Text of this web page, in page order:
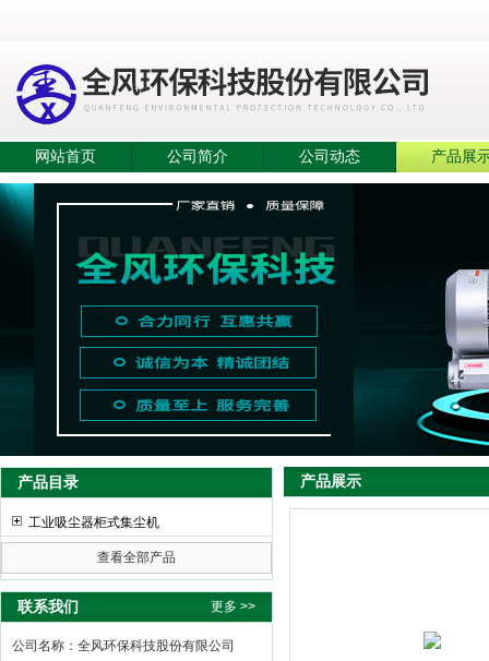
网站首页 公司简介 公司动态 产品展
产品目录
工业吸尘器柜式集尘机
查看全部产品
联系我们 更多 >>
公司名称：全风环保科技股份有限公司
产品展示